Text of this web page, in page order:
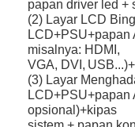
papan driver led +
(2) Layar LCD
LCD+PSU+papan
misalnya: HDMI,
VGA, DVI,
(3) Layar
LCD+PSU+papan
opsional)+kipas